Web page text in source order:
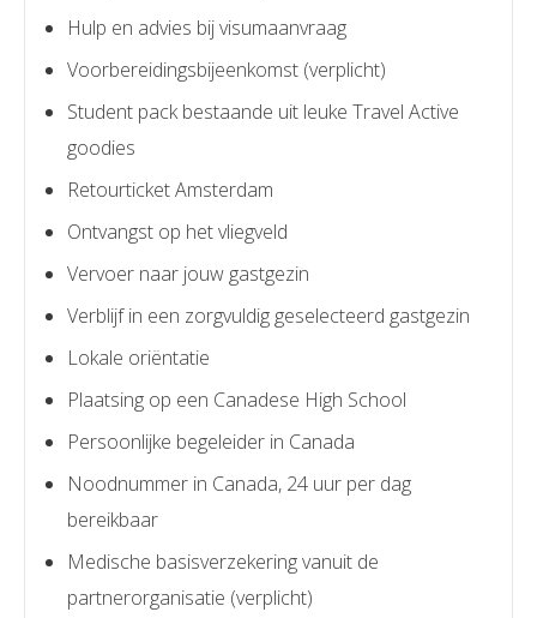
Hulp en advies bij visumaanvraag
Voorbereidingsbijeenkomst (verplicht)
Student pack bestaande uit leuke Travel Active
goodies
Retourticket Amsterdam
Ontvangst op het vliegveld
Vervoer naar jouw gastgezin
Verblijf in een zorgvuldig geselecteerd gastgezin
Lokale oriëntatie
Plaatsing op een Canadese High School
Persoonlijke begeleider in Canada
Noodnummer in Canada, 24 uur per dag
bereikbaar
Medische basisverzekering vanuit de
partnerorganisatie (verplicht)